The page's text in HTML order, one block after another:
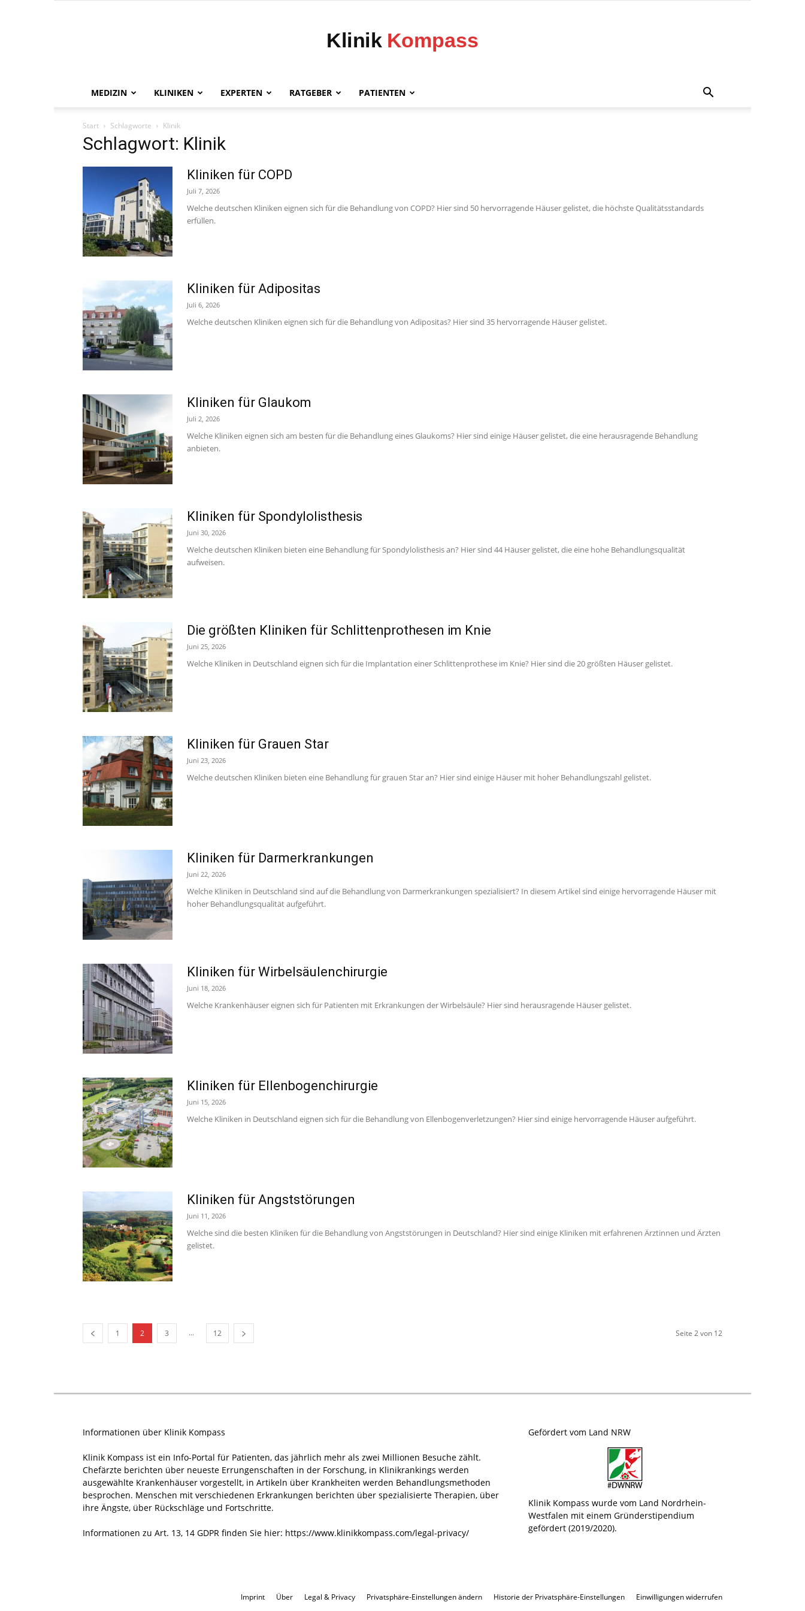
MEDIZIN KLINIKEN EXPERTEN RATGEBER PATIENTEN
Start Schlagworte Klinik
Schlagwort: Klinik
Kliniken für COPD
Juli 7, 2026
Welche deutschen Kliniken eignen sich für die Behandlung von COPD? Hier sind 50 hervorragende Häuser gelistet, die höchste Qualitätsstandards
erfüllen.
Kliniken für Adipositas
Juli 6, 2026
Welche deutschen Kliniken eignen sich für die Behandlung von Adipositas? Hier sind 35 hervorragende Häuser gelistet.
Kliniken für Glaukom
Juli 2, 2026
Welche Kliniken eignen sich am besten für die Behandlung eines Glaukoms? Hier sind einige Häuser gelistet, die eine herausragende Behandlung
anbieten.
Kliniken für Spondylolisthesis
Juni 30, 2026
Welche deutschen Kliniken bieten eine Behandlung für Spondylolisthesis an? Hier sind 44 Häuser gelistet, die eine hohe Behandlungsqualität
aufweisen.
Die größten Kliniken für Schlittenprothesen im Knie
Juni 25, 2026
Welche Kliniken in Deutschland eignen sich für die Implantation einer Schlittenprothese im Knie? Hier sind die 20 größten Häuser gelistet.
Kliniken für Grauen Star
Juni 23, 2026
Welche deutschen Kliniken bieten eine Behandlung für grauen Star an? Hier sind einige Häuser mit hoher Behandlungszahl gelistet.
Kliniken für Darmerkrankungen
Juni 22, 2026
Welche Kliniken in Deutschland sind auf die Behandlung von Darmerkrankungen spezialisiert? In diesem Artikel sind einige hervorragende Häuser mit
hoher Behandlungsqualität aufgeführt.
Kliniken für Wirbelsäulenchirurgie
Juni 18, 2026
Welche Krankenhäuser eignen sich für Patienten mit Erkrankungen der Wirbelsäule? Hier sind herausragende Häuser gelistet.
Kliniken für Ellenbogenchirurgie
Juni 15, 2026
Welche Kliniken in Deutschland eignen sich für die Behandlung von Ellenbogenverletzungen? Hier sind einige hervorragende Häuser aufgeführt.
Kliniken für Angststörungen
Juni 11, 2026
Welche sind die besten Kliniken für die Behandlung von Angststörungen in Deutschland? Hier sind einige Kliniken mit erfahrenen Ärztinnen und Ärzten
gelistet.
1 2 3 ... 12 Seite 2 von 12
Informationen über Klinik Kompass
Klinik Kompass ist ein Info-Portal für Patienten, das jährlich mehr als zwei Millionen Besuche zählt.
Chefärzte berichten über neueste Errungenschaften in der Forschung, in Klinikrankings werden
ausgewählte Krankenhäuser vorgestellt, in Artikeln über Krankheiten werden Behandlungsmethoden
besprochen. Menschen mit verschiedenen Erkrankungen berichten über spezialisierte Therapien, über
ihre Ängste, über Rückschläge und Fortschritte.
Informationen zu Art. 13, 14 GDPR finden Sie hier: https://www.klinikkompass.com/legal-privacy/
Gefördert vom Land NRW
Klinik Kompass wurde vom Land Nordrhein-
Westfalen mit einem Gründerstipendium
gefördert (2019/2020).
Imprint Über Legal & Privacy Privatsphäre-Einstellungen ändern Historie der Privatsphäre-Einstellungen Einwilligungen widerrufen